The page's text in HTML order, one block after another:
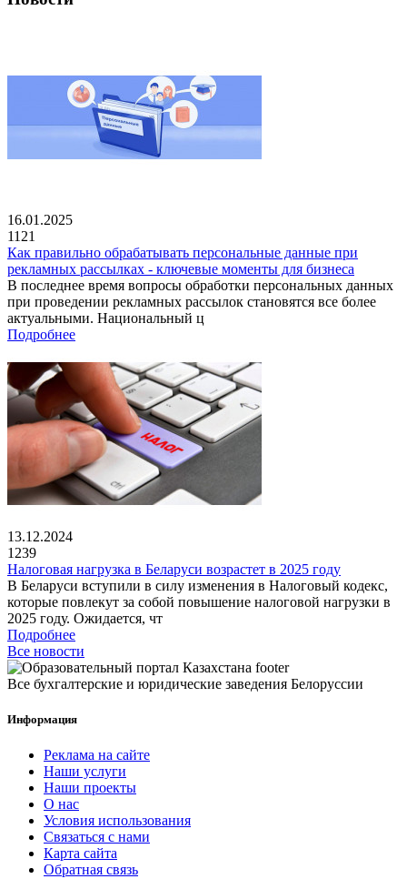
16.01.2025
1121
Как правильно обрабатывать персональные данные при
рекламных рассылках - ключевые моменты для бизнеса
В последнее время вопросы обработки персональных данных
при проведении рекламных рассылок становятся все более
актуальными. Национальный ц
Подробнее
13.12.2024
1239
Налоговая нагрузка в Беларуси возрастет в 2025 году
В Беларуси вступили в силу изменения в Налоговый кодекс,
которые повлекут за собой повышение налоговой нагрузки в
2025 году. Ожидается, чт
Подробнее
Все новости
Все бухгалтерские и юридические заведения Белоруссии
Информация
Реклама на сайте
Наши услуги
Наши проекты
О нас
Условия использования
Связаться с нами
Карта сайта
Обратная связь